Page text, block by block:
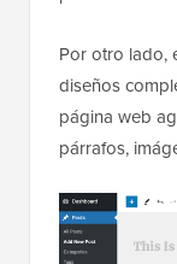
Por otro lado,
diseños
página web
párrafos,